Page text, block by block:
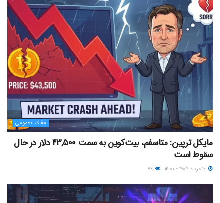
مقالات عمومی
مایکل ترپین: متاسفم، بیت‌کوین به سمت ۴۳,۵۰۰ دلار در حال
سقوط است